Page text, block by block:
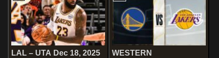
LAL – UTA Dec 18, 2025
WESTERN